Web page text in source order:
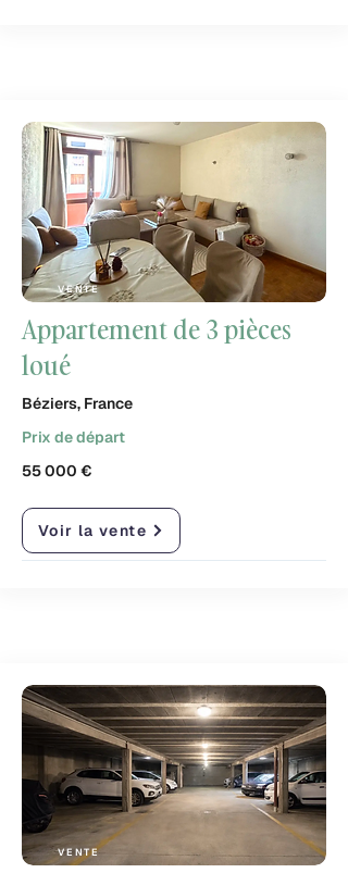
VENTE
Appartement de 3 pièces
loué
Béziers, France
Prix de départ
55 000 €
Voir la vente
VENTE